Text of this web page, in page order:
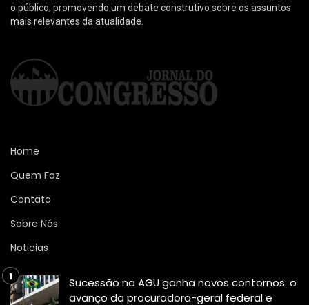
o público, promovendo um debate construtivo sobre os assuntos
mais relevantes da atualidade.
Home
Quem Faz
Contato
Sobre Nós
Noticias
Sucessão na AGU ganha novos contornos: o
avanço da procuradora-geral federal e